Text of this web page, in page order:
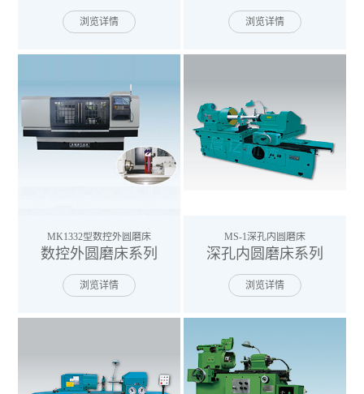
浏览详情 浏览详情
MK1332型数控外圆磨床
数控外圆磨床系列
浏览详情
MS-1深孔内圆磨床
深孔内圆磨床系列
浏览详情